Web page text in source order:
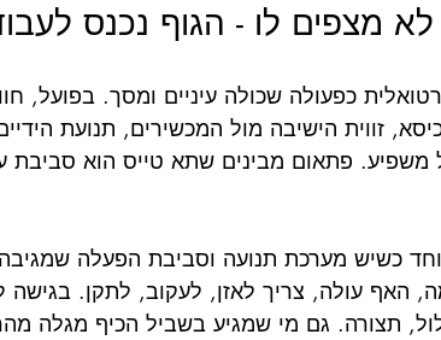
מצפים לו - הגוף נכנס
כפעולה שכולה עיניים ומסך. בפועל,
זווית הישיבה מול המכשירים, תנועת
משפיע. פתאום מבינים שתא טייס הוא
כשיש מערכת תנועה וסביבת הפעלה
האף עולה, צריך לאזן, לעקוב, לתקן. בגישה
תצורה. גם מי שמגיע בשביל הכיף מגלה